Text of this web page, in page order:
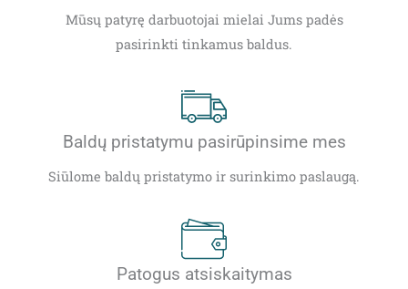
Mūsų patyrę darbuotojai mielai Jums padės
pasirinkti tinkamus baldus.
Baldų pristatymu pasirūpinsime mes
Siūlome baldų pristatymo ir surinkimo paslaugą.
Patogus atsiskaitymas